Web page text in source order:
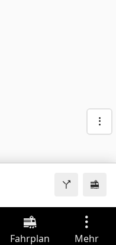
Fahrplan Mehr